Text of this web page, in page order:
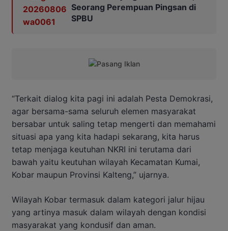
Seorang Perempuan Pingsan di
SPBU
“Terkait dialog kita pagi ini adalah Pesta Demokrasi,
agar bersama-sama seluruh elemen masyarakat
bersabar untuk saling tetap mengerti dan memahami
situasi apa yang kita hadapi sekarang, kita harus
tetap menjaga keutuhan NKRI ini terutama dari
bawah yaitu keutuhan wilayah Kecamatan Kumai,
Kobar maupun Provinsi Kalteng,” ujarnya.
Wilayah Kobar termasuk dalam kategori jalur hijau
yang artinya masuk dalam wilayah dengan kondisi
masyarakat yang kondusif dan aman.